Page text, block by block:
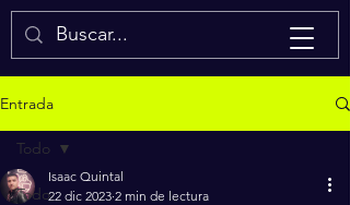
Isaac Quintal
Entrada
Todo
Todo
Isaac Quintal
22 dic 2023 2 min de lectura